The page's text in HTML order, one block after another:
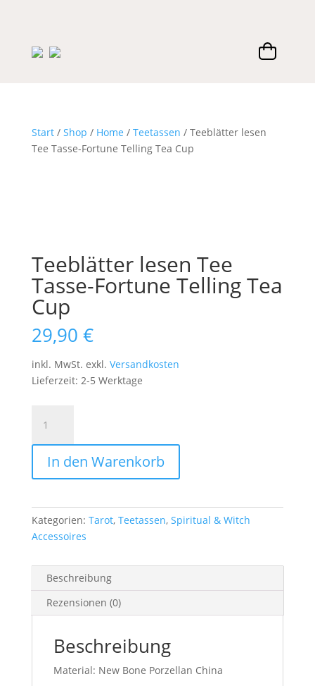
Start/ Shop / Home / Teetassen / Teeblätter lesen
Tee Tasse-Fortune Telling Tea Cup
Teeblätter lesen Tee
Tasse-Fortune Telling Tea
Cup
29,90 €
inkl. MwSt. exkl. Versandkosten
Lieferzeit: 2-5 Werktage
lesen
Tee
Tasse-
Fortune
Tea
Cup
Menge
In den Warenkorb
Kategorien: Tarot, Teetassen, Spiritual & Witch
Accessoires
Beschreibung
Rezensionen (0)
Beschreibung
Material: New Bone Porzellan China